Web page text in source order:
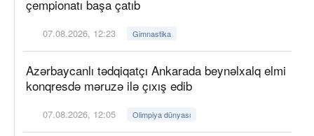
çempionatı başa çatıb
07.08.2026, 12:23 Gimnastika
Azərbaycanlı tədqiqatçı Ankarada beynəlxalq elmi
konqresdə məruzə ilə çıxış edib
07.08.2026, 12:05 Olimpiya dünyası